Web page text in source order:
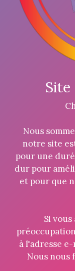
Site
Nous
notre site
pour une
dur pour
et pour que
Si
à l'adresse
Nous nous